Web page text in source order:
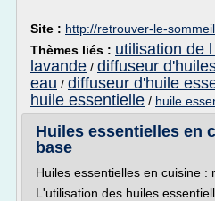
Site : http://retrouver-le-
Thèmes liés : utilisation de
lavande / diffuseur
eau / diffuseur d'huile
huile essentielle / huile
Huiles essentielles en
base
Huiles essentielles en cuisine :
L'utilisation des huiles